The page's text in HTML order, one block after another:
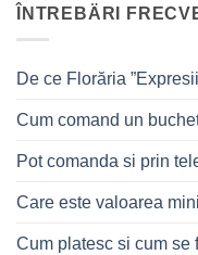
ÎNTREBÄRI
De ce Florăria
Cum comand un
Pot comanda si prin
Care este valoarea
Cum platesc si cum se